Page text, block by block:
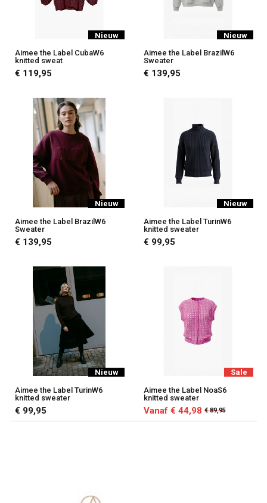
Nieuw
Aimee the Label CubaW6
knitted sweat
€ 119,95
Nieuw
Aimee the Label BrazilW6
Sweater
€ 139,95
Nieuw
Aimee the Label BrazilW6
Sweater
€ 139,95
Nieuw
Aimee the Label TurinW6
knitted sweater
€ 99,95
Nieuw
Aimee the Label TurinW6
knitted sweater
€ 99,95
Sale
Aimee the Label NoaS6
knitted sweater
Vanaf € 44,98 € 89,95